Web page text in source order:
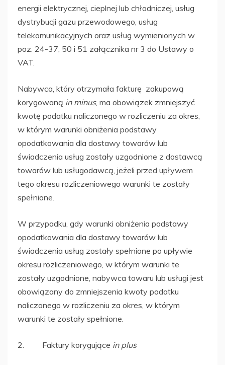
energii elektrycznej, cieplnej lub chłodniczej, usług
dystrybucji gazu przewodowego, usług
telekomunikacyjnych oraz usług wymienionych w
poz. 24-37, 50 i 51 załącznika nr 3 do Ustawy o
VAT.
Nabywca, który otrzymała fakturę zakupową
korygowaną in minus, ma obowiązek zmniejszyć
kwotę podatku naliczonego w rozliczeniu za okres,
w którym warunki obniżenia podstawy
opodatkowania dla dostawy towarów lub
świadczenia usług zostały uzgodnione z dostawcą
towarów lub usługodawcą, jeżeli przed upływem
tego okresu rozliczeniowego warunki te zostały
spełnione.
W przypadku, gdy warunki obniżenia podstawy
opodatkowania dla dostawy towarów lub
świadczenia usług zostały spełnione po upływie
okresu rozliczeniowego, w którym warunki te
zostały uzgodnione, nabywca towaru lub usługi jest
obowiązany do zmniejszenia kwoty podatku
naliczonego w rozliczeniu za okres, w którym
warunki te zostały spełnione.
2. Faktury korygujące in plus